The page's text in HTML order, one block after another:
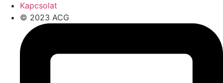
Kapcsolat
© 2023 ACG